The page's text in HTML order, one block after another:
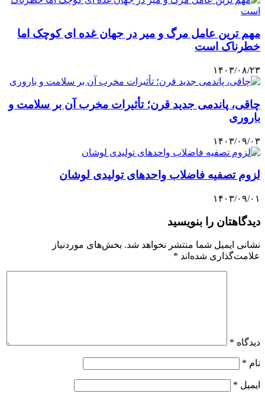
مهم ترین عامل مرگ و میر در جهان غده ای کوچک اما
خطرناک است
۱۴۰۳/۰۸/۲۳
چاقی، پاندمی جدید قرن؛ تأثیرات مخرب آن بر سلامت و
باروری
۱۴۰۳/۰۹/۰۳
لزوم تصفیه فاضلاب واحدهای تولیدی لوشان
۱۴۰۳/۰۹/۰۱
دیدگاهتان را بنویسید
نشانی ایمیل شما منتشر نخواهد شد. بخش‌های موردنیاز
علامت‌گذاری شده‌اند *
دیدگاه *
نام *
ایمیل *